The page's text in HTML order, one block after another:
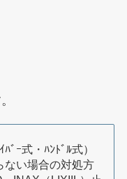
ﾞｰ式・ﾊﾝﾄﾞﾙ式）
ない場合の対処方